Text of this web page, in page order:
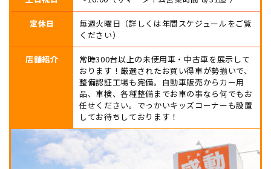
定休日
毎週火曜日（詳しくは年間スケジュールをご覧
ください）
店舗紹介
常時300台以上の未使用車・中古車を展示して
おります！厳選されたお買い得車が勢揃いで、
整備認証工場も完備。自動車販売からカー用
品、車検、各種整備までお車の事なら何でもお
任せください。でっかいキッズコーナーも設置
してお待ちしております！